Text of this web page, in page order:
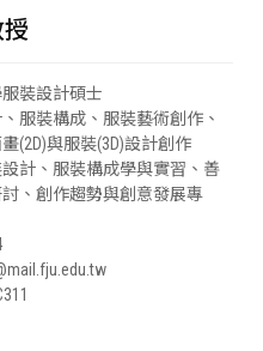
裝設計碩士
服裝構成、服裝藝術創作、
(2D)與服裝(3D)設計創作
計、服裝構成學與實習、善
、創作趨勢與創意發展專